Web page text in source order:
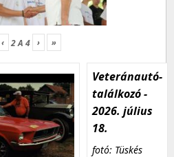
‹ 2A 4 › »
Veteránautó-
találkozó -
2026. július
18.
fotó: Tüskés